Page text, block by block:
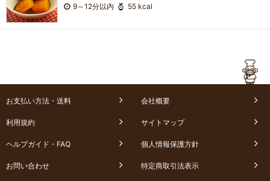
9～12分以内 55 kcal
お支払い方法・送料 会社概要
利用規約 サイトマップ
ヘルプガイド・FAQ 個人情報保護方針
お問い合わせ 特定商取引法表示